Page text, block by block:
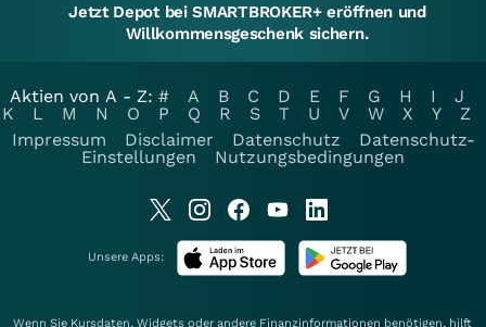
Jetzt Depot bei SMARTBROKER+ eröffnen und
Willkommensgeschenk sichern.
Aktien von A - Z: # A B C D E F G H I
J
K
L M N O P Q R S T U V W X Y
Z
Impressum
Disclaimer Datenschutz
Datenschutz-
Einstellungen
Nutzungsbedingungen
Unsere Apps:
Wenn Sie Kursdaten, Widgets oder andere Finanzinformationen benötigen, hilft